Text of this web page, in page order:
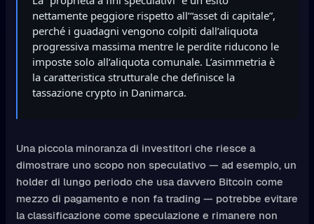
nettamente peggiore rispetto all’“asset di capitale”,
perché i guadagni vengono colpiti dall’aliquota
progressiva massima mentre le perdite riducono le
imposte solo all’aliquota comunale. L’asimmetria è
la caratteristica strutturale che definisce la
tassazione crypto in Danimarca.
Una piccola minoranza di investitori che riesce a
dimostrare uno scopo non speculativo — ad esempio, un
holder di lungo periodo che usa davvero Bitcoin come
mezzo di pagamento e non fa trading — potrebbe evitare
la classificazione come speculazione e rimanere non